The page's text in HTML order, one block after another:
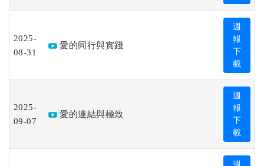
2025-
08-31
愛的同行與實踐
週
報
下
載
2025-
09-07
愛的連結與極致
週
報
下
載